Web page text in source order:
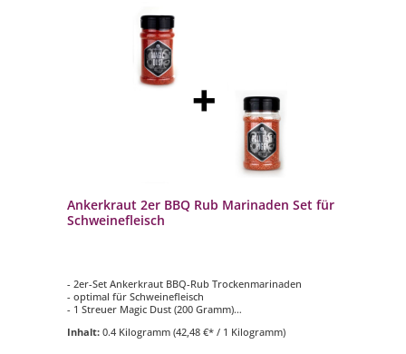
Ankerkraut 2er BBQ Rub Marinaden Set für
Schweinefleisch
- 2er-Set Ankerkraut BBQ-Rub Trockenmarinaden
- optimal für Schweinefleisch
- 1 Streuer Magic Dust (200 Gramm)
Inhalt: 0.4 Kilogramm (42,48 €* / 1 Kilogramm)